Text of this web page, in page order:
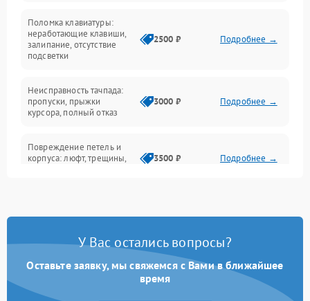
Интерфейсные проблемы
Батарея
Сеть и интернет
Поломка клавиатуры:
неработающие клавиши,
залипание, отсутствие
подсветки
2500 ₽ Подробнее →
Неисправность тачпада:
пропуски, прыжки
курсора, полный отказ
3000 ₽ Подробнее →
Повреждение петель и
корпуса: люфт, трещины,
3500 ₽ Подробнее →
быстрая разрядка,
2500 ₽ Подробнее →
Неисправность зарядного
питания
2000 ₽ Подробнее →
У Вас остались вопросы?
Оставьте заявку, мы свяжемся с Вами в ближайшее
время